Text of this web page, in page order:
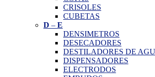
CRISOLES
CUBETAS
D – E
DENSIMETROS
DESECADORES
DESTILADORES DE
DISPENSADORES
ELECTRODOS